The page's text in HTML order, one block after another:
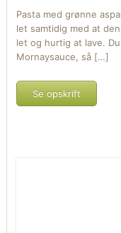
Pasta med grønne
let samtidig med at
let og hurtig at lave.
Mornaysauce, så […]
Se opskrift